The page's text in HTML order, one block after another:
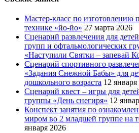
Мастер-класс по изготовлению
технике «йо-йо» 27 марта 2026
Сценарий развлечения для
групп и офтальмологических
«Наступили Святки – запевай
Сценарий спортивного
«Задания Снежной Бабы» для
дошкольного возраста 12
Сценарий квест – игры для
группы «День снегиря» 12
Конспект занятия по
миром во 2 младшей группе на
января 2026